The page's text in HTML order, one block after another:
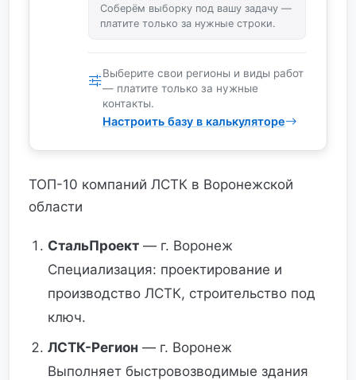
Соберём выборку под вашу задачу —
платите только за нужные строки.
Выберите свои регионы и виды работ
— платите только за нужные
контакты.
Настроить базу в калькуляторе
ТОП-10 компаний ЛСТК в Воронежской
области
СтальПроект — г. Воронеж
Специализация: проектирование и
производство ЛСТК, строительство под
ключ.
ЛСТК-Регион — г. Воронеж
Выполняет быстровозводимые здания